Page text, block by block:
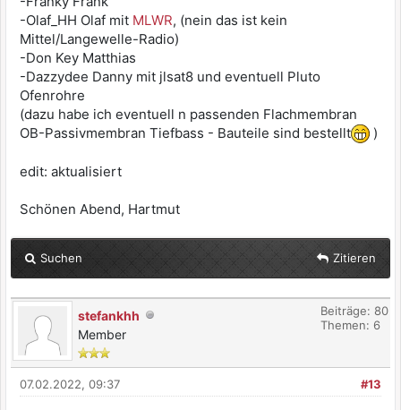
-Olaf_HH Olaf mit MLWR, (nein das ist kein
Mittel/Langewelle-Radio)
-Don Key Matthias
-Dazzydee Danny mit jlsat8 und eventuell Pluto
Ofenrohre
(dazu habe ich eventuell n passenden Flachmembran
OB-Passivmembran Tiefbass - Bauteile sind bestellt
)
edit: aktualisiert
Schönen Abend, Hartmut
Suchen Zitieren
stefankhh
Member
Beiträge: 80
Themen: 6
#13
07.02.2022, 09:37